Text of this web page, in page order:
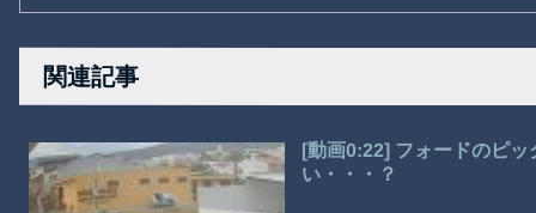
関連記事
[動画0:22] フォードのピ
い・・・？